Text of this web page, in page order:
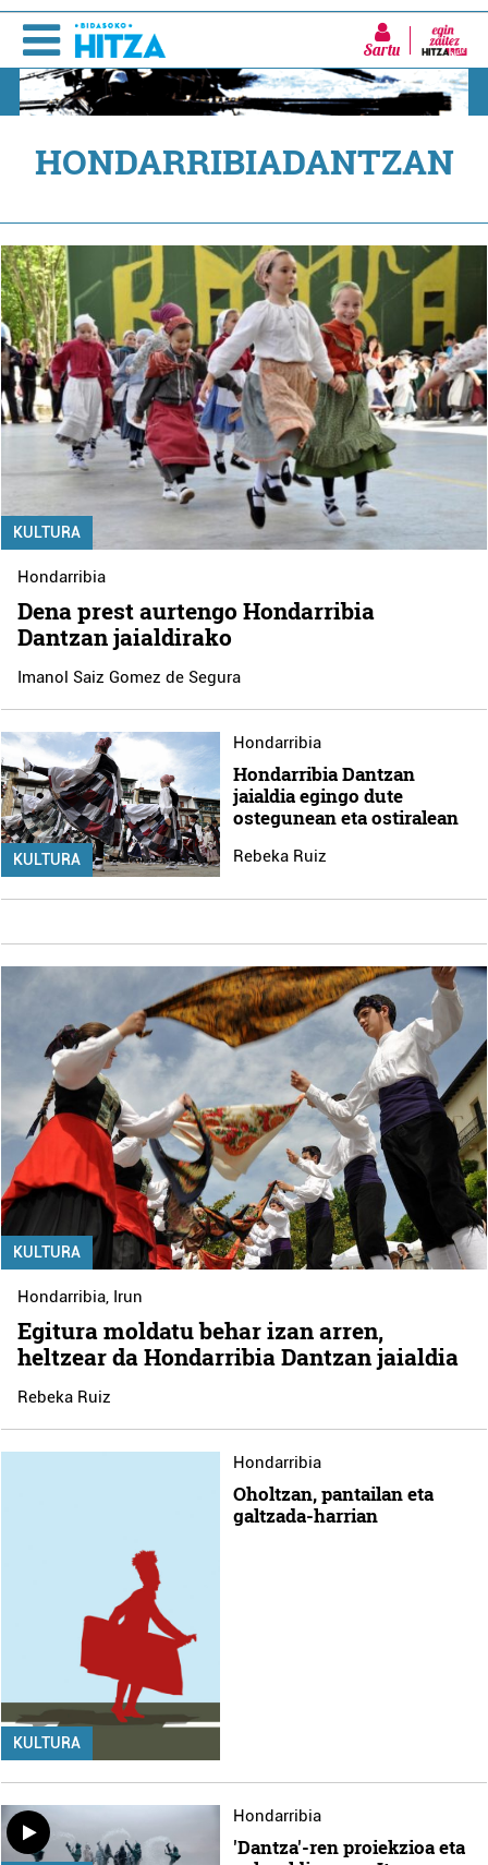
Sartu
HONDARRIBIADANTZAN
KULTURA
Hondarribia
Dena prest aurtengo Hondarribia
Dantzan jaialdirako
Imanol Saiz Gomez de Segura
KULTURA
Hondarribia
Hondarribia Dantzan
jaialdia egingo dute
ostegunean eta ostiralean
Rebeka Ruiz
KULTURA
Hondarribia, Irun
Egitura moldatu behar izan arren,
heltzear da Hondarribia Dantzan jaialdia
Rebeka Ruiz
KULTURA
Hondarribia
Oholtzan, pantailan eta
galtzada-harrian
Hondarribia
'Dantza'-ren proiekzioa eta